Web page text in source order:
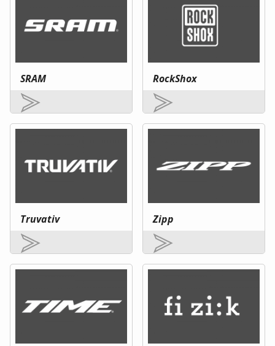
SRAM RockShox
Truvativ Zipp